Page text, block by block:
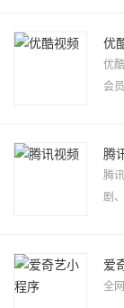
优
优
会
腾
腾
剧
爱
全